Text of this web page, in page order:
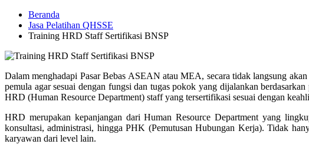
Beranda
Jasa Pelatihan QHSSE
Training HRD Staff Sertifikasi BNSP
Dalam menghadapi Pasar Bebas ASEAN atau MEA, secara tidak langsung
pemula agar sesuai dengan fungsi dan tugas pokok yang dijalankan
HRD (Human Resource Department) staff yang tersertifikasi sesuai dengan
HRD merupakan kepanjangan dari Human Resource Department yang
konsultasi, administrasi, hingga PHK (Pemutusan Hubungan Kerja). Tidak
karyawan dari level lain.